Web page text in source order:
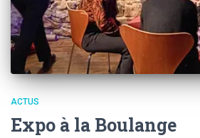
ACTUS
Expo à la Boulange